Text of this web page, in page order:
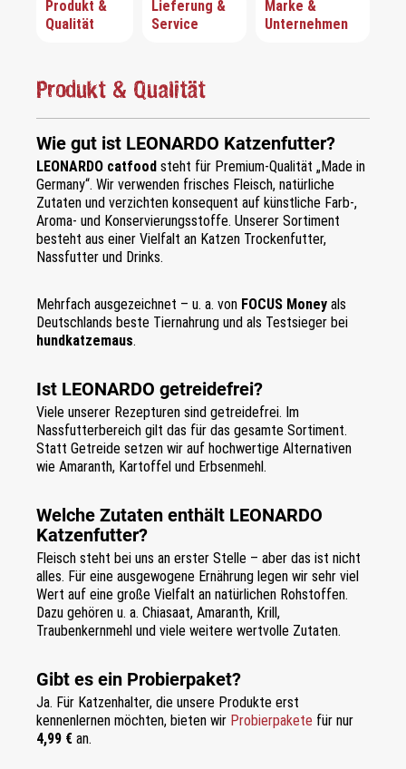
Produkt &
Qualität
Lieferung &
Service
Marke &
Unternehmen
Produkt & Qualität
Wie gut ist LEONARDO Katzenfutter?
LEONARDO catfood steht für Premium-Qualität „Made in
Germany“. Wir verwenden frisches Fleisch, natürliche
Zutaten und verzichten konsequent auf künstliche Farb-,
Aroma- und Konservierungsstoffe. Unserer Sortiment
besteht aus einer Vielfalt an Katzen Trockenfutter,
Nassfutter und Drinks.
Mehrfach ausgezeichnet – u. a. von FOCUS Money als
Deutschlands beste Tiernahrung und als Testsieger bei
hundkatzemaus.
Ist LEONARDO getreidefrei?
Viele unserer Rezepturen sind getreidefrei. Im
Nassfutterbereich gilt das für das gesamte Sortiment.
Statt Getreide setzen wir auf hochwertige Alternativen
wie Amaranth, Kartoffel und Erbsenmehl.
Welche Zutaten enthält LEONARDO
Katzenfutter?
Fleisch steht bei uns an erster Stelle – aber das ist nicht
alles. Für eine ausgewogene Ernährung legen wir sehr viel
Wert auf eine große Vielfalt an natürlichen Rohstoffen.
Dazu gehören u. a. Chiasaat, Amaranth, Krill,
Traubenkernmehl und viele weitere wertvolle Zutaten.
Gibt es ein Probierpaket?
Ja. Für Katzenhalter, die unsere Produkte erst
kennenlernen möchten, bieten wir Probierpakete für nur
4,99 € an.